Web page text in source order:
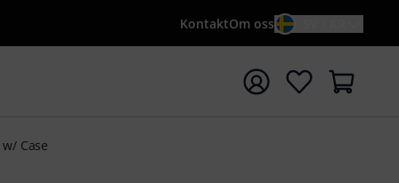
KontaktOm oss
sökningen med söktermen {searchTerm}
Case